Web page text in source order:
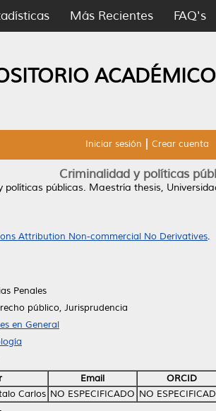
Más Recientes FAQ's
Iniciar sesión Crear cuenta
Criminalidad y políticas
políticas públicas. Maestría thesis,
Attribution Non-commercial No Derivatives.
Penales
público, Jurisprudencia
en General
Email
ORCID
Carlos NO ESPECIFICADO NO